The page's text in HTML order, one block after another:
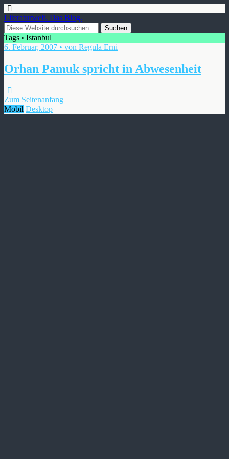
Literaturwelt. Das Blog.
Tags › Istanbul
6. Februar, 2007 • von Regula Erni
Orhan Pamuk spricht in Abwesenheit
Zum Seitenanfang
Mobil Desktop